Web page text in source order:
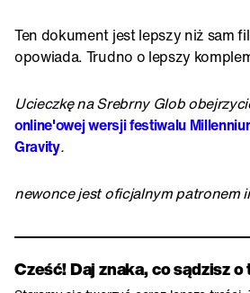
Ten dokument jest lepszy niż sam
opowiada. Trudno o lepszy
Ucieczkę na Srebrny Glob
online'owej wersji festiwalu
Gravity.
newonce jest oficjalnym patronem
Cześć! Daj znaka, co sądzisz